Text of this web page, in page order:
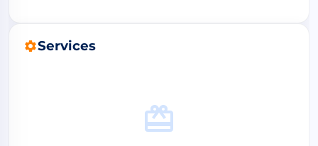
Services